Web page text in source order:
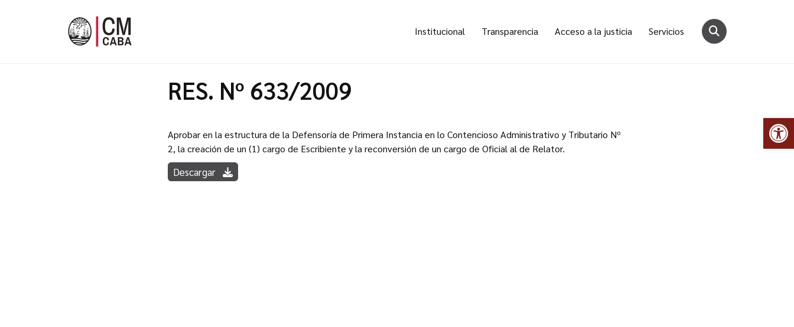
Institucional Transparencia Acceso a la justicia Servicios
RES. Nº 633/2009
Aprobar en la estructura de la Defensoría de Primera Instancia en lo Contencioso Administrativo y Tributario Nº
2, la creación de un (1) cargo de Escribiente y la reconversión de un cargo de Oficial al de Relator.
Descargar